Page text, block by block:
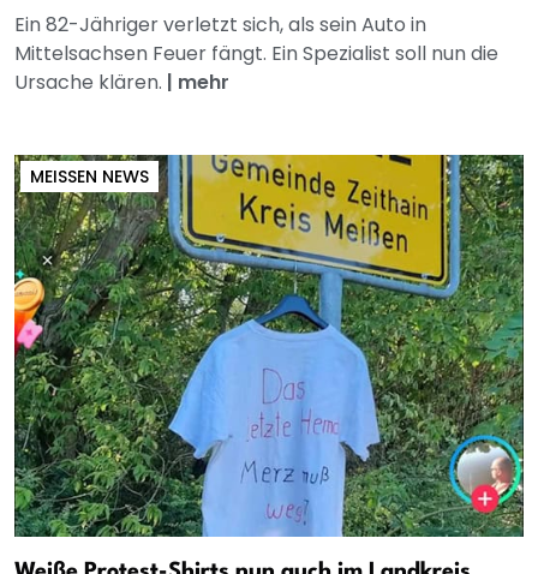
Ein 82-Jähriger verletzt sich, als sein Auto in
Mittelsachsen Feuer fängt. Ein Spezialist soll nun die
Ursache klären. | mehr
MEISSEN NEWS